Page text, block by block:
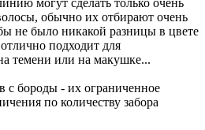
могут сделать только очень
обычно их отбирают очень
не было никакой разницы в цвете
подходит для
темени или на макушке...
с бороды - их ограниченное
по количеству забора